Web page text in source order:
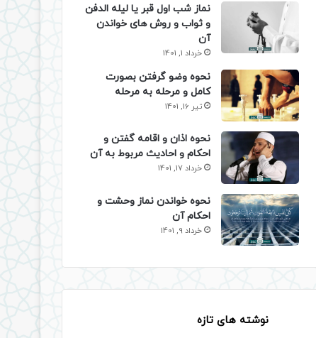
نماز شب اول قبر یا لیله الدفن
و ثواب و روش های خواندن
آن
خرداد 1, 1401
نحوه وضو گرفتن بصورت
کامل و مرحله به مرحله
تیر 16, 1401
نحوه اذان و اقامه گفتن و
احکام و احادیث مربوط به آن
خرداد 17, 1401
نحوه خواندن نماز وحشت و
احکام آن
خرداد 9, 1401
نوشته های تازه